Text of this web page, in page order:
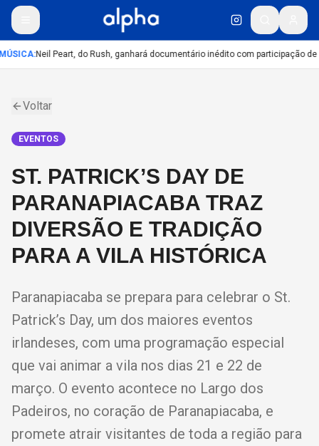
:Neil Peart, do Rush, ganhará documentário inédito com participação de
Voltar
EVENTOS
ST. PATRICK’S DAY DE
PARANAPIACABA TRAZ
DIVERSÃO E TRADIÇÃO
PARA A VILA HISTÓRICA
Paranapiacaba se prepara para celebrar o St.
Patrick’s Day, um dos maiores eventos
irlandeses, com uma programação especial
que vai animar a vila nos dias 21 e 22 de
março. O evento acontece no Largo dos
Padeiros, no coração de Paranapiacaba, e
promete atrair visitantes de toda a região para